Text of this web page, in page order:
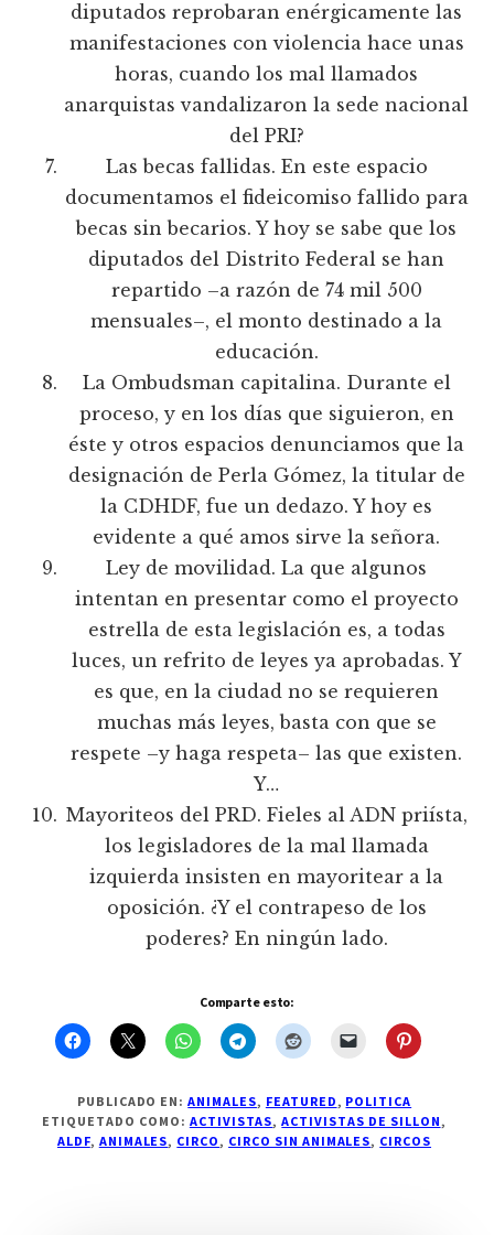
diputados reprobaran enérgicamente las
manifestaciones con violencia hace unas
horas, cuando los mal llamados
anarquistas vandalizaron la sede nacional
del PRI?
Las becas fallidas. En este espacio
documentamos el fideicomiso fallido para
becas sin becarios. Y hoy se sabe que los
diputados del Distrito Federal se han
repartido –a razón de 74 mil 500
mensuales–, el monto destinado a la
educación.
La Ombudsman capitalina. Durante el
proceso, y en los días que siguieron, en
éste y otros espacios denunciamos que la
designación de Perla Gómez, la titular de
la CDHDF, fue un dedazo. Y hoy es
evidente a qué amos sirve la señora.
Ley de movilidad. La que algunos
intentan en presentar como el proyecto
estrella de esta legislación es, a todas
luces, un refrito de leyes ya aprobadas. Y
es que, en la ciudad no se requieren
muchas más leyes, basta con que se
respete –y haga respeta– las que existen.
Y…
Mayoriteos del PRD. Fieles al ADN priísta,
los legisladores de la mal llamada
izquierda insisten en mayoritear a la
oposición. ¿Y el contrapeso de los
poderes? En ningún lado.
Comparte esto:
PUBLICADO EN:ANIMALES, FEATURED, POLITICA
ETIQUETADO COMO: ACTIVISTAS,ACTIVISTAS DE SILLON,
ALDF, ANIMALES, CIRCO, CIRCO SIN ANIMALES, CIRCOS